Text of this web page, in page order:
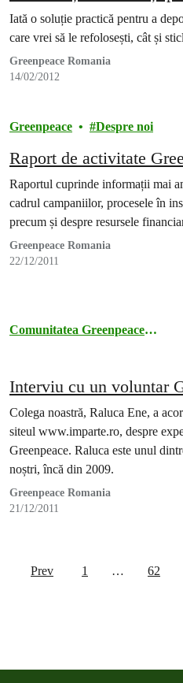
Iată o soluție practică pentru a
care vrei să le refolosești, cât și
Greenpeace Romania
14/02/2012
Greenpeace Despre noi
Raport de activitate
Raportul cuprinde informații mai
cadrul campaniilor, procesele în
precum și despre resursele
Greenpeace Romania
22/12/2011
Comunitatea Greenpeace
Interviu cu un voluntar
Colega noastră, Raluca Ene, a
siteul www.imparte.ro, despre
Greenpeace. Raluca este unul
noștri, încă din 2009.
Greenpeace Romania
21/12/2011
Prev 1 … 62